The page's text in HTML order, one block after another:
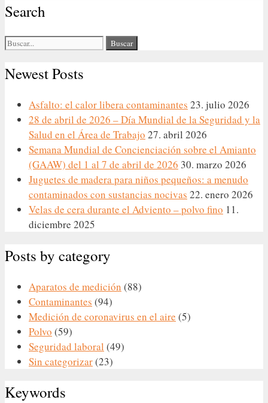
Search
Buscar:
Newest Posts
Asfalto: el calor libera contaminantes 23. julio 2026
28 de abril de 2026 – Día Mundial de la Seguridad y la
Salud en el Área de Trabajo 27. abril 2026
Semana Mundial de Concienciación sobre el Amianto
(GAAW) del 1 al 7 de abril de 2026 30. marzo 2026
Juguetes de madera para niños pequeños: a menudo
contaminados con sustancias nocivas 22. enero 2026
Velas de cera durante el Adviento – polvo fino 11.
diciembre 2025
Posts by category
Aparatos de medición (88)
Contaminantes (94)
Medición de coronavirus en el aire (5)
Polvo (59)
Seguridad laboral (49)
Sin categorizar(23)
Keywords